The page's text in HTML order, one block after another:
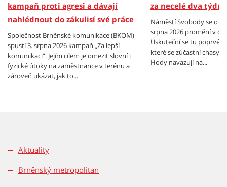
kampaň proti agresi a dávají
nahlédnout do zákulisí své práce
Společnost Brněnské komunikace (BKOM)
spustí 3. srpna 2026 kampaň „Za lepší
komunikaci“. Jejím cílem je omezit slovní i
fyzické útoky na zaměstnance v terénu a
zároveň ukázat, jak to...
za necelé dva týdny
Náměstí Svobody se o
srpna 2026 promění v
Uskuteční se tu poprvé
které se zúčastní chasy
Hody navazují na...
Aktuality
Brněnský metropolitan